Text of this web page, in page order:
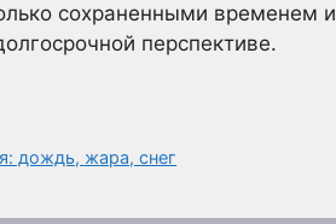
сохраненными временем
перспективе.
дождь, жара, снег